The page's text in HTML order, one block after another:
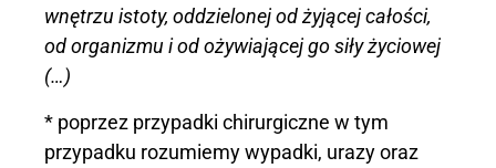
wnętrzu istoty, oddzielonej od żyjącej całości,
od organizmu i od ożywiającej go siły życiowej
(…)
* poprzez przypadki chirurgiczne w tym
przypadku rozumiemy wypadki, urazy oraz